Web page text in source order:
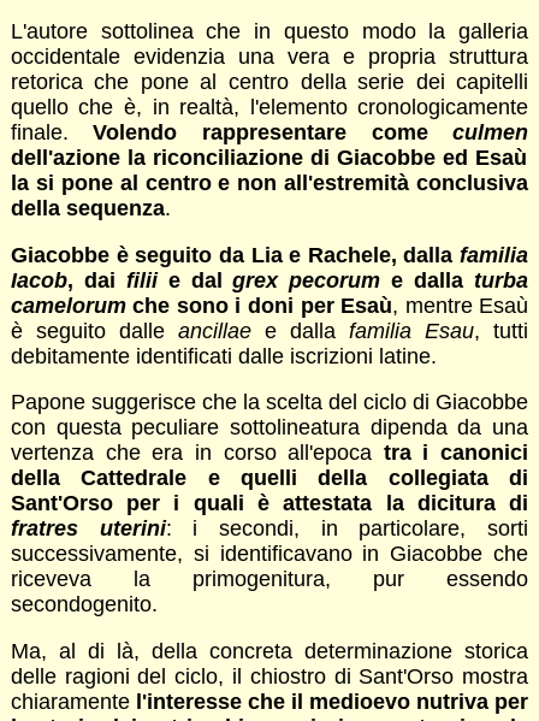
L'autore sottolinea che in questo modo la galleria
occidentale evidenzia una vera e propria struttura
retorica che pone al centro della serie dei capitelli
quello che è, in realtà, l'elemento cronologicamente
finale.Volendo rappresentare comeculmen
dell'azione la riconciliazione di Giacobbe ed Esaù
la si pone al centro e non all'estremità conclusiva
della sequenza.
Giacobbe è seguito da Lia e Rachele, dalla familia
Iacob, dai filiie dalgrex pecorum e dallaturba
camelorumche sono i doni per Esaù, mentre Esaù
è seguito dalle ancillae e dallafamilia Esau, tutti
debitamente identificati dalle iscrizioni latine.
Papone suggerisce che la scelta del ciclo di Giacobbe
con questa peculiare sottolineatura dipenda da una
vertenza che era in corso all'epoca tra i canonici
della Cattedrale e quelli della collegiata di
Sant'Orso per i quali è attestata la dicitura di
fratres uterini: i secondi, in particolare, sorti
successivamente, si identificavano in Giacobbe che
riceveva la primogenitura, pur essendo
secondogenito.
Ma, al di là, della concreta determinazione storica
delle ragioni del ciclo, il chiostro di Sant'Orso mostra
chiaramente l'interesse che il medioevo nutriva per